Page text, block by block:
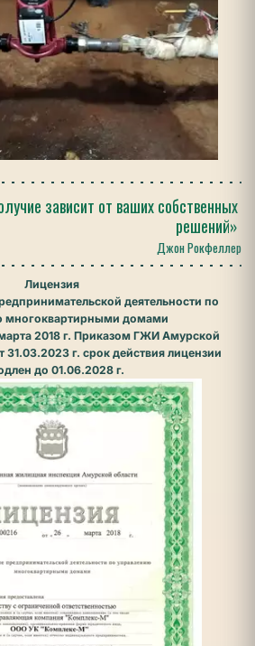
зависит от ваших собственных
решений»
Джон Рокфеллер
Лицензия
деятельности по
многоквартирными домами
2018 г. Приказом ГЖИ Амурской
г. срок действия лицензии
до 01.06.2028 г.